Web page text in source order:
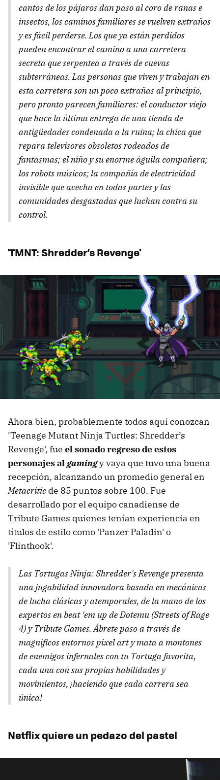
cantos de los pájaros dan paso al coro de ranas e
insectos, los caminos familiares se vuelven extraños
y es fácil perderse. Los que ya están perdidos
pueden encontrar el camino a una carretera
secreta que serpentea a través de cuevas
subterráneas. Las personas que viven y trabajan en
esta carretera son un poco extrañas al principio,
pero pronto parecen familiares: el conductor viejo
que hace la última entrega de una tienda de
antigüedades condenada a la ruina; la chica que
repara televisores obsoletos rodeados de
fantasmas; el niño y su enorme águila compañera;
los robots músicos; la compañía de electricidad
invisible que acecha en todas partes y las
comunidades desgastadas que luchan contra su
control.
'TMNT: Shredder’s Revenge'
Ahora bien, probablemente todos aquí conozcan
'Teenage Mutant Ninja Turtles: Shredder’s
Revenge', fue el sonado regreso de estos
personajes al gamingy vaya que tuvo una buena
recepción, alcanzando un promedio general en
Metacritic de 85 puntos sobre 100. Fue
desarrollado por el equipo canadiense de
Tribute Games quienes tenían experiencia en
títulos de estilo como 'Panzer Paladin' o
'Flinthook'.
Las Tortugas Ninja: Shredder's Revenge presenta
una jugabilidad innovadora basada en mecánicas
de lucha clásicas y atemporales, de la mano de los
expertos en beat 'em up de Dotemu (Streets of Rage
4) y Tribute Games. Ábrete paso a través de
magníficos entornos pixel art y mata a montones
de enemigos infernales con tu Tortuga favorita,
cada una con sus propias habilidades y
movimientos, ¡haciendo que cada carrera sea
única!
Netflix quiere un pedazo del pastel